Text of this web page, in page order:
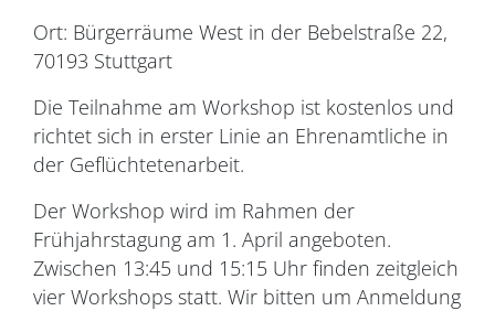
Ort: Bürgerräume West in der Bebelstraße 22,
70193 Stuttgart
Die Teilnahme am Workshop ist kostenlos und
richtet sich in erster Linie an Ehrenamtliche in
der Geflüchtetenarbeit.
Der Workshop wird im Rahmen der
Frühjahrstagung am 1. April angeboten.
Zwischen 13:45 und 15:15 Uhr finden zeitgleich
vier Workshops statt. Wir bitten um Anmeldung